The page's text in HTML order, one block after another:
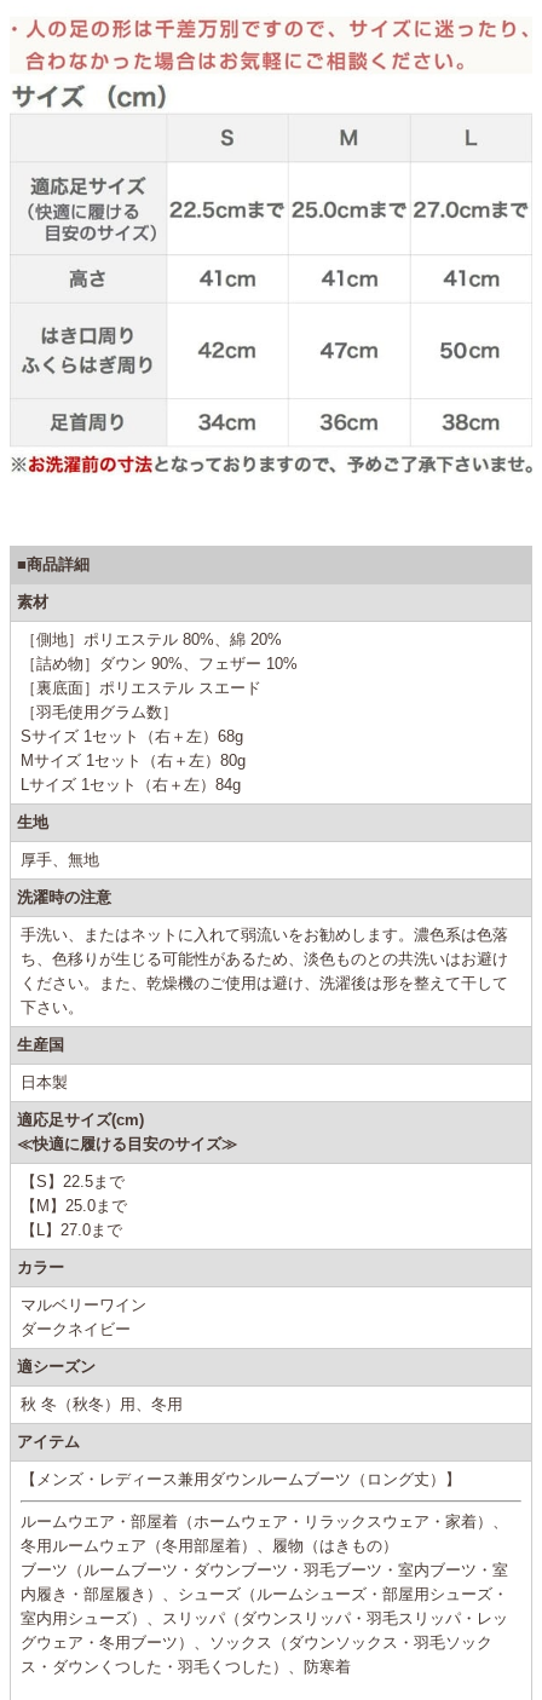
■商品詳細
素材
［側地］ポリエステル 80%、綿 20%
［詰め物］ダウン 90%、フェザー 10%
［裏底面］ポリエステル スエード
［羽毛使用グラム数］
Sサイズ 1セット（右＋左）68g
Mサイズ 1セット（右＋左）80g
Lサイズ 1セット（右＋左）84g
生地
厚手、無地
洗濯時の注意
手洗い、またはネットに入れて弱流いをお勧めします。濃色系は色落
ち、色移りが生じる可能性があるため、淡色ものとの共洗いはお避け
ください。また、乾燥機のご使用は避け、洗濯後は形を整えて干して
下さい。
生産国
日本製
適応足サイズ(cm)
≪快適に履ける目安のサイズ≫
【S】22.5まで
【M】25.0まで
【L】27.0まで
カラー
マルベリーワイン
ダークネイビー
適シーズン
秋 冬（秋冬）用、冬用
アイテム
【メンズ・レディース兼用ダウンルームブーツ（ロング丈）】
ルームウエア・部屋着（ホームウェア・リラックスウェア・家着）、
冬用ルームウェア（冬用部屋着）、履物（はきもの）
ブーツ（ルームブーツ・ダウンブーツ・羽毛ブーツ・室内ブーツ・室
内履き・部屋履き）、シューズ（ルームシューズ・部屋用シューズ・
室内用シューズ）、スリッパ（ダウンスリッパ・羽毛スリッパ・レッ
グウェア・冬用ブーツ）、ソックス（ダウンソックス・羽毛ソック
ス・ダウンくつした・羽毛くつした）、防寒着